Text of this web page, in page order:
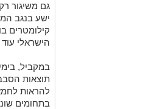
גם משיגור
ישע בנגב
קילומטרים
הישראלי
במקביל,
תוצאות
להראות
בתחומים